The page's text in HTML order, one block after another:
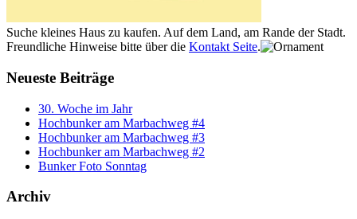
Suche kleines Haus zu kaufen. Auf dem Land, am Rande der Stadt.
Freundliche Hinweise bitte über die Kontakt Seite.
Neueste Beiträge
30. Woche im Jahr
Hochbunker am Marbachweg #4
Hochbunker am Marbachweg #3
Hochbunker am Marbachweg #2
Bunker Foto Sonntag
Archiv